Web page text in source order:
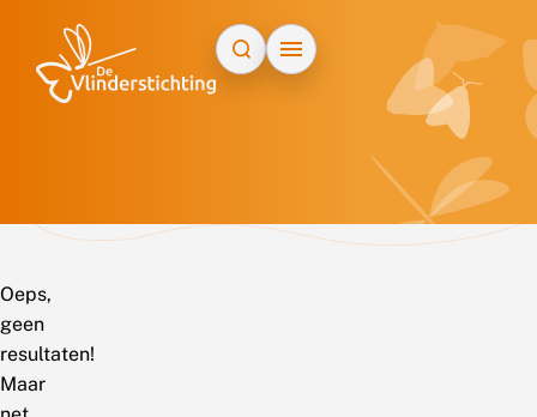
Oeps,
geen
resultaten!
Maar